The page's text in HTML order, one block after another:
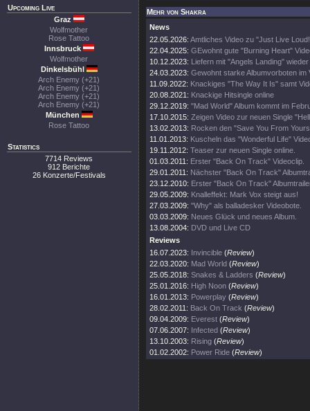
Upcoming Live
Graz
Wolfmother
Rose Tattoo
Innsbruck
Wolfmother
Dinkelsbühl
Arch Enemy (+21)
Arch Enemy (+21)
Arch Enemy (+21)
Arch Enemy (+21)
München
Rose Tattoo
Statistics
7714 Reviews
912 Berichte
26 Konzerte/Festivals
Mehr von Shakra
News
22.05.2026: Amtliches Video zu "Just Live
22.04.2025: GEwohnt gute "Burning Heart"
10.12.2023: Liefern mit "Angels Landing"
24.03.2023: Gewohnt starke Albumvorboten im
11.09.2022: Knackiges "The Way It Is" samt
20.08.2021: Knackige Hitsingle online
29.12.2019: "Mad World" Album kommt im
17.10.2015: Zeigen Video zur neuen Single
13.02.2013: Rocken den "Save You From
11.01.2013: Kuscheln das "Wonderful Life"
19.11.2012: Teaser zur neuen Single online.
01.03.2011: Erster "Back On Track" Videoclip.
29.01.2011: Nächster "Back On Track"
23.12.2010: Erster "Back On Track"
29.05.2009: Knalleffekt: Mark Vox steigt aus!
27.03.2009: "Why" als balladesker Videobote.
03.03.2009: Neues Glück und neues Album.
13.08.2004: DVD und Live CD
Reviews
16.07.2023: Invincible (Review)
22.03.2020: Mad World (Review)
25.05.2018: Snakes & Ladders (Review)
25.01.2016: High Noon (Review)
16.01.2013: Powerplay (Review)
28.02.2011: Back On Track (Review)
09.04.2009: Everest (Review)
07.06.2007: Infected (Review)
13.10.2003: Rising (Review)
01.02.2002: Power Ride (Review)